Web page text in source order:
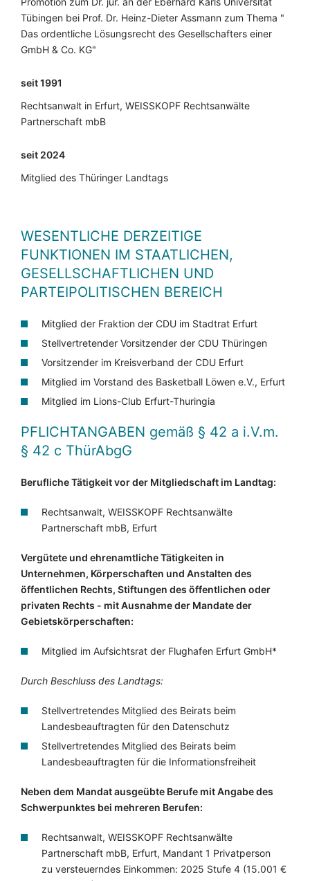
Tübingen bei Prof. Dr. Heinz-Dieter Assmann zum Thema "
Das ordentliche Lösungsrecht des Gesellschafters einer
GmbH & Co. KG"
seit 1991
Rechtsanwalt in Erfurt, WEISSKOPF Rechtsanwälte
Partnerschaft mbB
seit 2024
Mitglied des Thüringer Landtags
WESENTLICHE DERZEITIGE
FUNKTIONEN IM STAATLICHEN,
GESELLSCHAFTLICHEN UND
PARTEIPOLITISCHEN BEREICH
Mitglied der Fraktion der CDU im Stadtrat Erfurt
Stellvertretender Vorsitzender der CDU Thüringen
Vorsitzender im Kreisverband der CDU Erfurt
Mitglied im Vorstand des Basketball Löwen e.V., Erfurt
Mitglied im Lions-Club Erfurt-Thuringia
PFLICHTANGABEN gemäß § 42 a i.V.m.
§ 42 c ThürAbgG
Berufliche Tätigkeit vor der Mitgliedschaft im Landtag:
Rechtsanwalt, WEISSKOPF Rechtsanwälte
Partnerschaft mbB, Erfurt
Vergütete und ehrenamtliche Tätigkeiten in
Unternehmen, Körperschaften und Anstalten des
öffentlichen Rechts, Stiftungen des öffentlichen oder
privaten Rechts - mit Ausnahme der Mandate der
Gebietskörperschaften:
Mitglied im Aufsichtsrat der Flughafen Erfurt GmbH*
Durch Beschluss des Landtags:
Stellvertretendes Mitglied des Beirats beim
Landesbeauftragten für den Datenschutz
Stellvertretendes Mitglied des Beirats beim
Landesbeauftragten für die Informationsfreiheit
Neben dem Mandat ausgeübte Berufe mit Angabe des
Schwerpunktes bei mehreren Berufen:
Rechtsanwalt, WEISSKOPF Rechtsanwälte
Partnerschaft mbB, Erfurt, Mandant 1 Privatperson
zu versteuerndes Einkommen: 2025 Stufe 4 (15.001 €